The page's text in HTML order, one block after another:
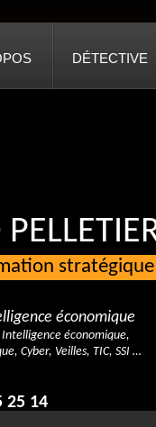
DÉTECTIVE
stratégique
économique
économique,
Cyber, Veilles, TIC, SSI …
25 14